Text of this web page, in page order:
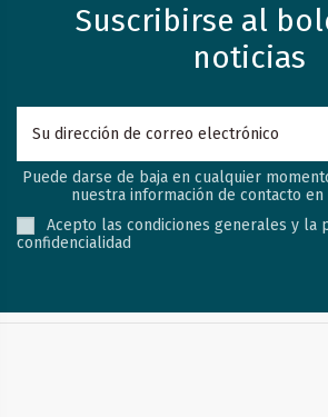
Suscribirse al
noticias
Puede darse de baja en cualquier
nuestra información de contacto
Acepto las condiciones generales y la
confidencialidad